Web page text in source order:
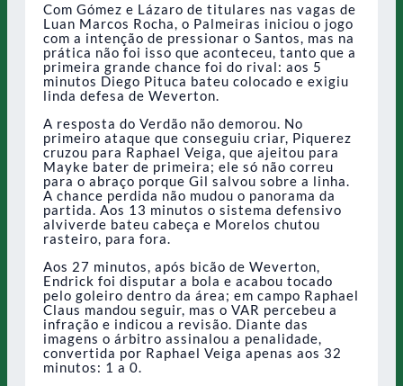
Com Gómez e Lázaro de titulares nas vagas de
Luan Marcos Rocha, o Palmeiras iniciou o jogo
com a intenção de pressionar o Santos, mas na
prática não foi isso que aconteceu, tanto que a
primeira grande chance foi do rival: aos 5
minutos Diego Pituca bateu colocado e exigiu
linda defesa de Weverton.
A resposta do Verdão não demorou. No
primeiro ataque que conseguiu criar, Piquerez
cruzou para Raphael Veiga, que ajeitou para
Mayke bater de primeira; ele só não correu
para o abraço porque Gil salvou sobre a linha.
A chance perdida não mudou o panorama da
partida. Aos 13 minutos o sistema defensivo
alviverde bateu cabeça e Morelos chutou
rasteiro, para fora.
Aos 27 minutos, após bicão de Weverton,
Endrick foi disputar a bola e acabou tocado
pelo goleiro dentro da área; em campo Raphael
Claus mandou seguir, mas o VAR percebeu a
infração e indicou a revisão. Diante das
imagens o árbitro assinalou a penalidade,
convertida por Raphael Veiga apenas aos 32
minutos: 1 a 0.